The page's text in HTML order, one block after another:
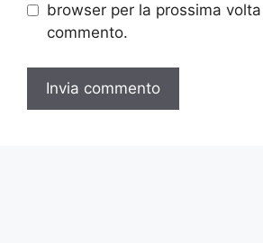
browser per la prossima
commento.